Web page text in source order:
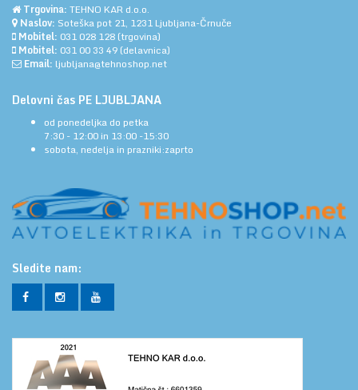
Trgovina: TEHNO KAR d.o.o.
Naslov: Soteška pot 21, 1231 Ljubljana-Črnuče
Mobitel: 031 028 128 (trgovina)
Mobitel: 031 00 33 49 (delavnica)
Email: ljubljana@tehnoshop.net
Delovni čas PE LJUBLJANA
od ponedeljka do petka
7:30 - 12:00 in 13:00 -15:30
sobota, nedelja in prazniki:zaprto
Sledite nam: